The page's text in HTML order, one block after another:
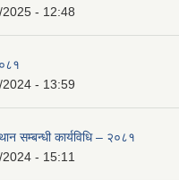
- 12:48
- 13:59
सम्बन्धी कार्यविधि – २०८१
- 15:11